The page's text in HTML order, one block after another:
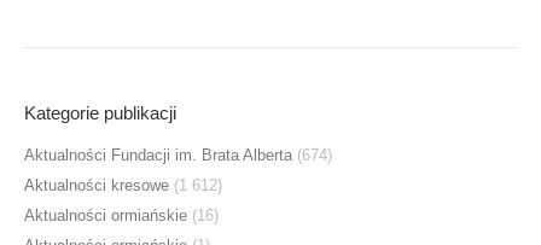
Kategorie publikacji
Aktualności Fundacji im. Brata Alberta (674)
Aktualności kresowe (1 612)
Aktualności ormiańskie (16)